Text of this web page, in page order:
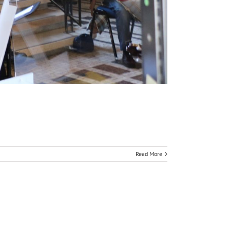
Read More